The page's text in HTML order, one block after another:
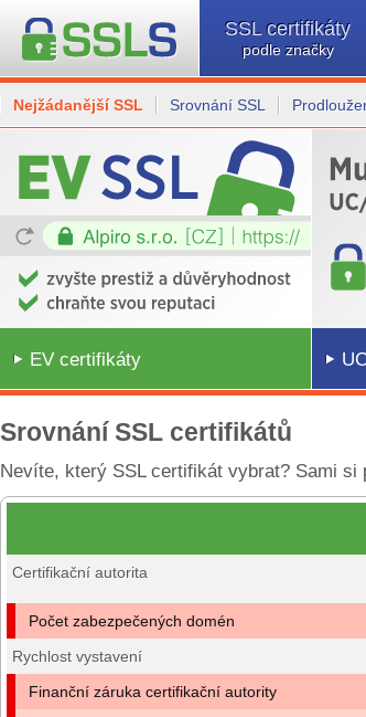
SSL certifikáty
podle značky
Nejžádanější SSL Srovnání SSL
EV certifikáty
Srovnání SSL certifikátů
Nevíte, který SSL certifikát vybrat? Sami
Certifikační autorita
Počet zabezpečených domén
Rychlost vystavení
Finanční záruka certifikační autority